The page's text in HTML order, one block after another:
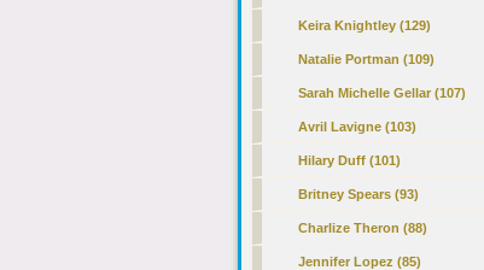
Keira Knightley (129)
Natalie Portman (109)
Sarah Michelle Gellar (107)
Avril Lavigne (103)
Hilary Duff (101)
Britney Spears (93)
Charlize Theron (88)
Jennifer Lopez (85)